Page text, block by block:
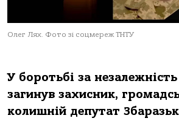
Олег Лях. Фото зі соцмереж ТНТУ
У боротьбі за
загинув захисник,
колишній депутат